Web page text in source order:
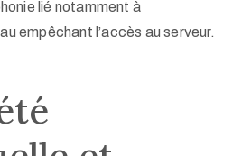
lié notamment à
empêchant l’accès au serveur.